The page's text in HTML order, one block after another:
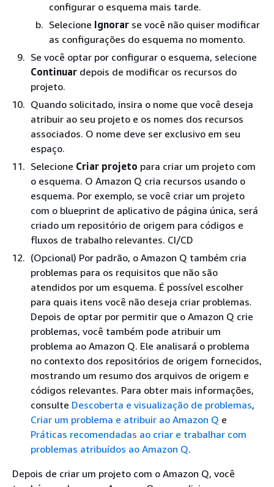
configurar o esquema mais tarde.
Selecione Ignorar se você não quiser modificar
as configurações do esquema no momento.
Se você optar por configurar o esquema, selecione
Continuar depois de modificar os recursos do
projeto.
Quando solicitado, insira o nome que você deseja
atribuir ao seu projeto e os nomes dos recursos
associados. O nome deve ser exclusivo em seu
espaço.
Selecione Criar projeto para criar um projeto com
o esquema. O Amazon Q cria recursos usando o
esquema. Por exemplo, se você criar um projeto
com o blueprint de aplicativo de página única, será
criado um repositório de origem para códigos e
fluxos de trabalho relevantes. CI/CD
(Opcional) Por padrão, o Amazon Q também cria
problemas para os requisitos que não são
atendidos por um esquema. É possível escolher
para quais itens você não deseja criar problemas.
Depois de optar por permitir que o Amazon Q crie
problemas, você também pode atribuir um
problema ao Amazon Q. Ele analisará o problema
no contexto dos repositórios de origem fornecidos,
mostrando um resumo dos arquivos de origem e
códigos relevantes. Para obter mais informações,
consulte Descoberta e visualização de problemas,
Criar um problema e atribuir ao Amazon Q e
Práticas recomendadas ao criar e trabalhar com
problemas atribuídos ao Amazon Q.
Depois de criar um projeto com o Amazon Q, você